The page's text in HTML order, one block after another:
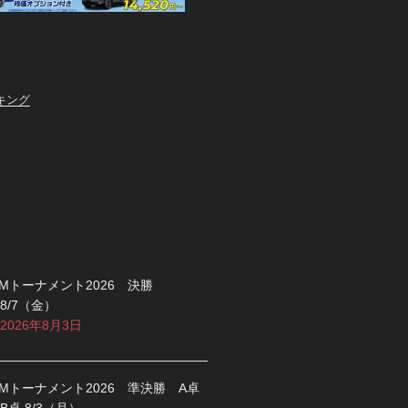
ング
トーナメント2026 決勝
8/7（金）
2026年8月3日
トーナメント2026 準決勝 A卓